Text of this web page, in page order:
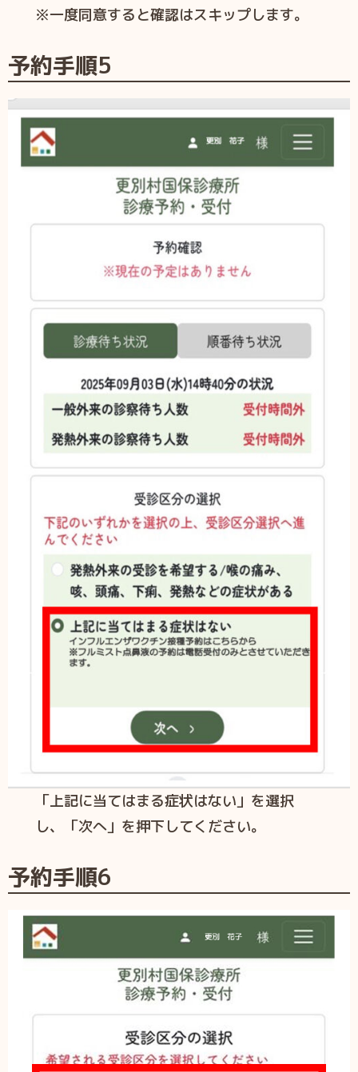
※一度同意すると確認はスキップします。
予約手順5
「上記に当てはまる症状はない」を選択
し、「次へ」を押下してください。
予約手順6